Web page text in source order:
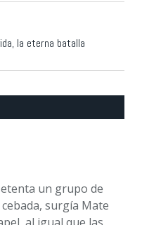
la eterna batalla
un grupo de
surgía Mate